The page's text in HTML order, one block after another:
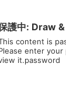
護中: Draw
content is
enter
it.password